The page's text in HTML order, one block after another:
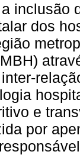
inclusão
dos
e
por